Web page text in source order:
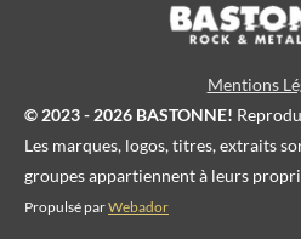
Mentions
© 2023 - 2026 BASTONNE!
Les marques, logos, titres, extraits
groupes appartiennent à leurs
Propulsé parWebador